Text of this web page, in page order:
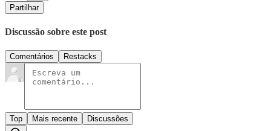
Partilhar
Discussão sobre este post
Comentários Restacks
Top Mais recente Discussões